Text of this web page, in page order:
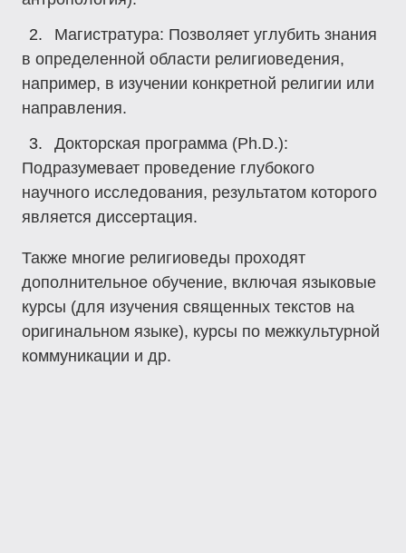
Магистратура: Позволяет углубить знания
в определенной области религиоведения,
например, в изучении конкретной религии или
направления.
Докторская программа (Ph.D.):
Подразумевает проведение глубокого
научного исследования, результатом которого
является диссертация.
Также многие религиоведы проходят
дополнительное обучение, включая языковые
курсы (для изучения священных текстов на
оригинальном языке), курсы по межкультурной
коммуникации и др.